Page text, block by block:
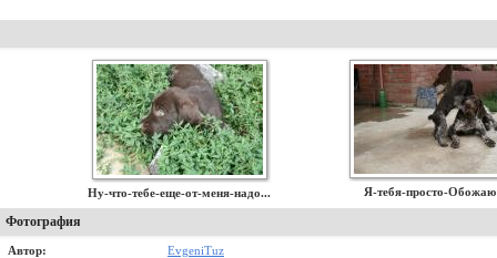
Ну-что-тебе-еще-от-меня-надо... Я-тебя-просто-
Фотография
Автор: EvgeniTuz